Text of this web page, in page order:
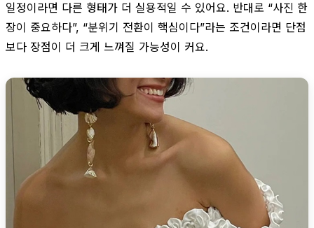
일정이라면 다른 형태가 더 실용적일 수 있어요. 반대로 “사진 한
장이 중요하다”, “분위기 전환이 핵심이다”라는 조건이라면 단점
보다 장점이 더 크게 느껴질 가능성이 커요.